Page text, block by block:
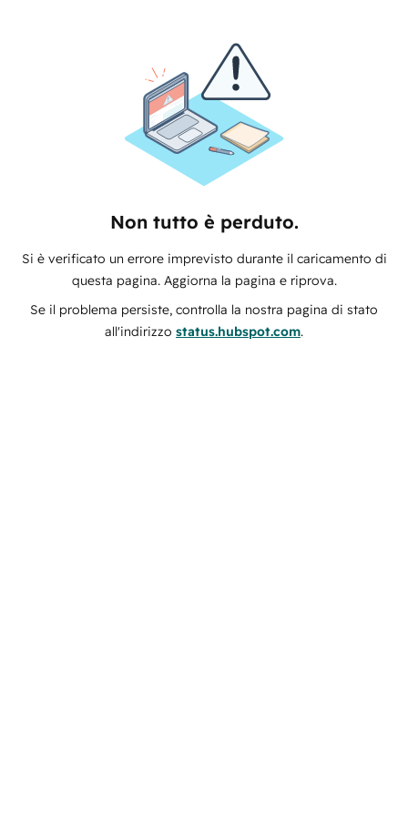
Non tutto è perduto.
Si è verificato un errore imprevisto durante il caricamento di
questa pagina. Aggiorna la pagina e riprova.
Se il problema persiste, controlla la nostra pagina di stato
all'indirizzo status.hubspot.com.